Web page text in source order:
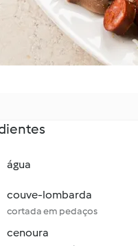
água
couve-lombarda
cortada em pedaços
cenoura